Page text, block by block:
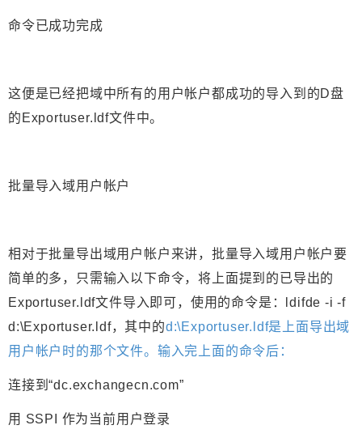
命令已成功完成
这便是已经把域中所有的用户帐户都成功的导入到的D盘
的Exportuser.ldf文件中。
批量导入域用户帐户
相对于批量导出域用户帐户来讲，批量导入域用户帐户要
简单的多，只需输入以下命令，将上面提到的已导出的
Exportuser.ldf文件导入即可，使用的命令是：ldifde -i -f
d:\Exportuser.ldf，其中的d:\Exportuser.ldf是上面导出域
用户帐户时的那个文件。输入完上面的命令后：
连接到“dc.exchangecn.com”
用 SSPI 作为当前用户登录